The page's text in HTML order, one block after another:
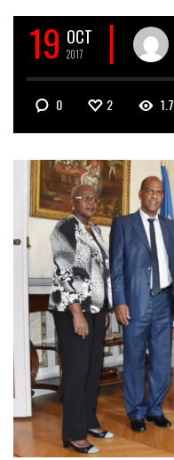
19 OCT
2017
0 2